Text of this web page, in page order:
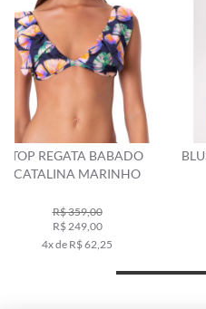
BLUSA REGATA LISO TEXTURE
MARINHO
R$ 449,00
R$ 219,00
4x de R$ 54,75